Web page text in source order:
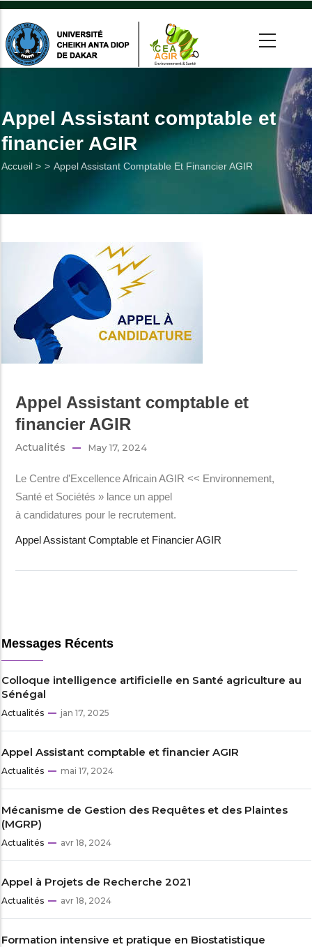
Aller
contenu
principal
Appel Assistant comptable et
financier AGIR
Fil
Accueil > Appel Assistant Comptable Et Financier AGIR
Appel Assistant comptable et
financier AGIR
Actualités May 17, 2024
Le Centre d'Excellence Africain AGIR << Environnement,
Santé et Sociétés » lance un appel
à candidatures pour le recrutement.
Appel Assistant Comptable et Financier AGIR
Messages Récents
Colloque intelligence artificielle en Santé agriculture au
Sénégal
Actualités jan 17, 2025
Appel Assistant comptable et financier AGIR
Actualités mai 17, 2024
Mécanisme de Gestion des Requêtes et des Plaintes
(MGRP)
Actualités avr 18, 2024
Appel à Projets de Recherche 2021
Actualités avr 18, 2024
Formation intensive et pratique en Biostatistique